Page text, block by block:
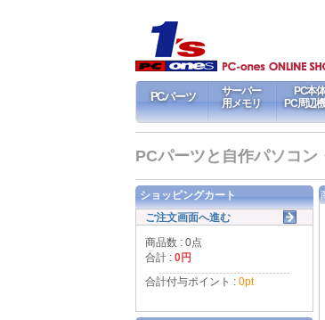
PCパーツ
サーバー
用メモリ
PC本
PC周辺
PCパーツと自作パソコ
ショッピングカート
ご注文画面へ進む
商品数 : 0点
合計 : 0円
合計付与ポイント : 0pt